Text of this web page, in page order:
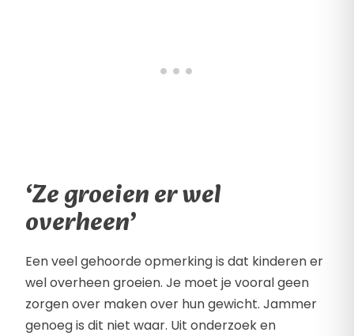
‘Ze groeien er wel
overheen’
Een veel gehoorde opmerking is dat kinderen er
wel overheen groeien. Je moet je vooral geen
zorgen over maken over hun gewicht. Jammer
genoeg is dit niet waar. Uit onderzoek en